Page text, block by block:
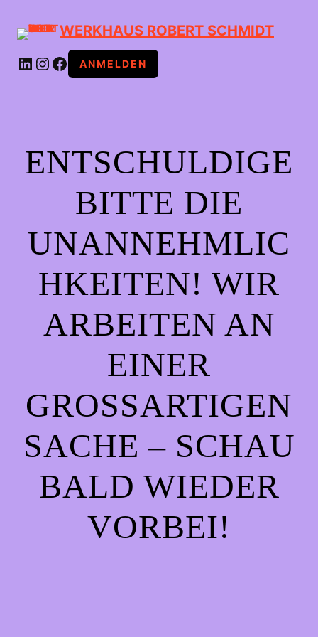
WERKHAUS ROBERT SCHMIDT
LINKEDIN INSTAGRAMFACEBOOK ANMELDEN
ENTSCHULDIGE
BITTE DIE
UNANNEHMLIC
HKEITEN! WIR
ARBEITEN AN
EINER
GROSSARTIGEN S
ACHE – SCHAU B
ALD WIEDER V
ORBEI!